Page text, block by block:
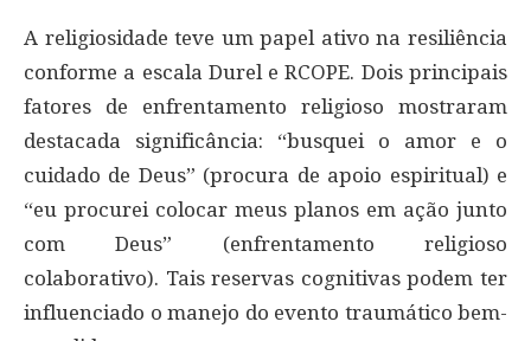
A religiosidade teve um papel ativo na resiliência
conforme a escala Durel e RCOPE. Dois principais
fatores de enfrentamento religioso mostraram
destacada significância: “busquei o amor e o
cuidado de Deus” (procura de apoio espiritual) e
“eu procurei colocar meus planos em ação junto
com Deus” (enfrentamento religioso
colaborativo). Tais reservas cognitivas podem ter
influenciado o manejo do evento traumático bem-